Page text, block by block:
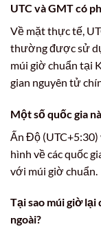
UTC và GMT có
Về mặt thực tế,
thường được sử
múi giờ chuẩn tại
gian nguyên tử
Một số quốc gia
Ấn Độ (UTC+5:30)
hình về các quốc
với múi giờ chuẩn.
Tại sao múi giờ
ngoài?